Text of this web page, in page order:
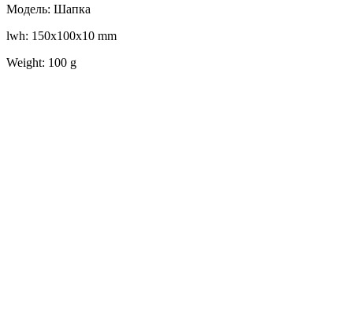
Модель: Шапка
lwh: 150x100x10 mm
Weight: 100 g